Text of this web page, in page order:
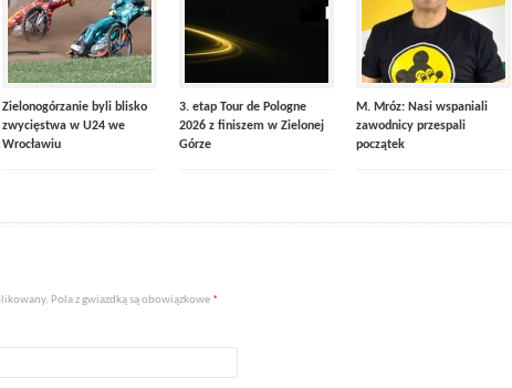
Zielonogórzanie byli blisko
zwycięstwa w U24 we
Wrocławiu
3. etap Tour de Pologne
2026 z finiszem w Zielonej
Górze
M. Mróz: Nasi wspaniali
zawodnicy przespali
początek
Pola z gwiazdką są obowiązkowe *